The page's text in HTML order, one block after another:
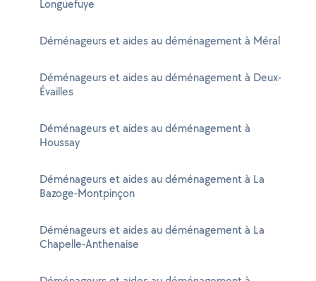
Longuefuye
Déménageurs et aides au déménagement à Méral
Déménageurs et aides au déménagement à Deux-
Évailles
Déménageurs et aides au déménagement à
Houssay
Déménageurs et aides au déménagement à La
Bazoge-Montpinçon
Déménageurs et aides au déménagement à La
Chapelle-Anthenaise